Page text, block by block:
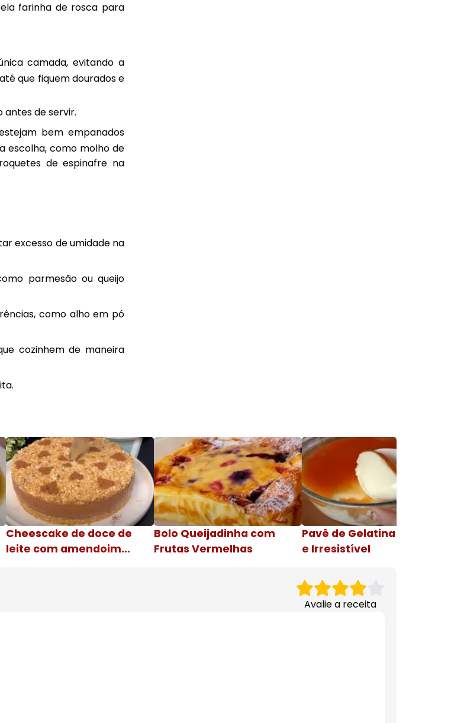
farinha de rosca para
camada, evitando a
que fiquem dourados e
antes de servir.
bem empanados
escolha, como molho de
de espinafre na
excesso de umidade na
parmesão ou queijo
como alho em pó
cozinhem de maneira
Cheescake de doce de
leite com amendoim
Bolo Queijadinha com
Frutas Vermelhas
Pavê de Gelatina Cremosa
e Irresistível
Avalie a receita